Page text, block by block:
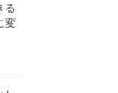
る
変